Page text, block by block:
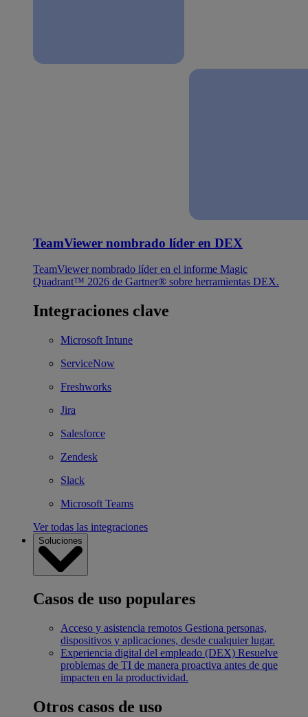
TeamViewer nombrado líder en DEX
TeamViewer nombrado líder en el informe Magic
Quadrant™ 2026 de Gartner® sobre herramientas DEX.
Integraciones clave
Microsoft Intune
ServiceNow
Freshworks
Jira
Salesforce
Zendesk
Slack
Microsoft Teams
Ver todas las integraciones
Soluciones
Casos de uso populares
Acceso y asistencia remotos Gestiona personas,
dispositivos y aplicaciones, desde cualquier lugar.
Experiencia digital del empleado (DEX) Resuelve
problemas de TI de manera proactiva antes de que
impacten en la productividad.
Otros casos de uso